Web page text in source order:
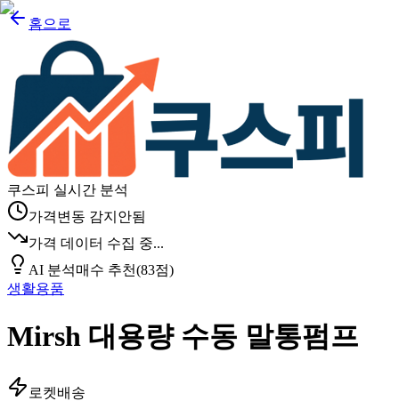
홈으로
쿠스피 실시간 분석
가격변동 감지안됨
가격 데이터 수집 중...
AI 분석매수 추천(83점)
생활용품
Mirsh 대용량 수동 말통펌프
로켓배송